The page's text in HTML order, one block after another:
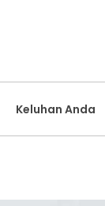
Keluhan Anda